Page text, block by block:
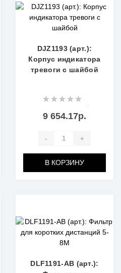
DJZ1193 (арт.):
Корпус индикатора
тревоги с шайбой
9 654.17р.
- +
В КОРЗИНУ
DLF1191-AB (арт.):